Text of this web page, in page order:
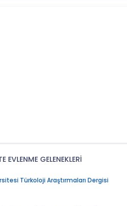
EVLENME GELENEKLERİ
Türkoloji Araştırmaları Dergisi